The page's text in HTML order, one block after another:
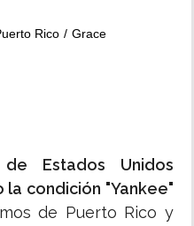
Rico
Grace
Estados Unidos
condición "Yankee"
de Puerto Rico y